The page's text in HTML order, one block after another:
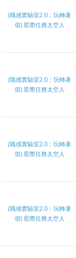
(職感實驗室2.0：玩轉暑
假) 星際任務太空人
(職感實驗室2.0：玩轉暑
假) 星際任務太空人
(職感實驗室2.0：玩轉暑
假) 星際任務太空人
(職感實驗室2.0：玩轉暑
假) 星際任務太空人